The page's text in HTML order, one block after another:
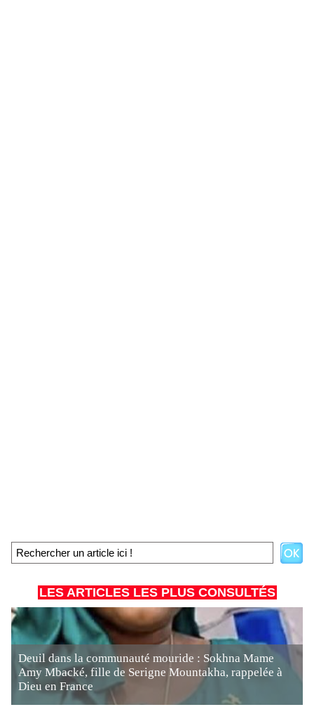
LES ARTICLES LES PLUS CONSULTÉS
Deuil dans la communauté mouride : Sokhna Mame
Amy Mbacké, fille de Serigne Mountakha, rappelée à
Dieu en France